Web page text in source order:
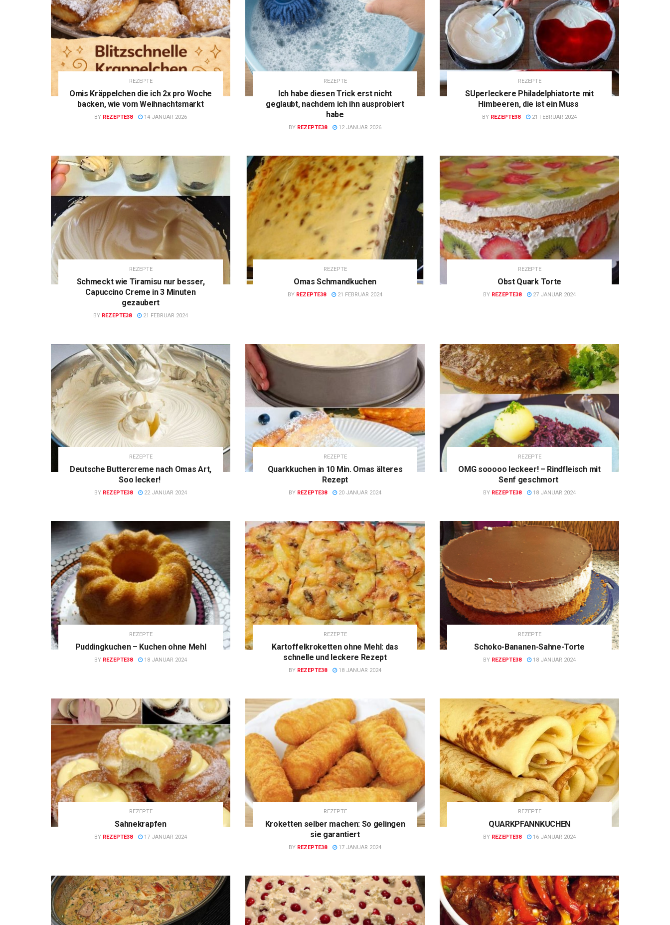
REZEPTE
Omis Kräppelchen die ich 2x pro Woche
backen, wie vom Weihnachtsmarkt
BY REZEPTE38 14 JANUAR 2026
REZEPTE
Ich habe diesen Trick erst nicht
geglaubt, nachdem ich ihn ausprobiert
habe
BY REZEPTE38 12 JANUAR 2026
REZEPTE
SUperleckere Philadelphiatorte mit
Himbeeren, die ist ein Muss
BY REZEPTE38 21 FEBRUAR 2024
REZEPTE
Schmeckt wie Tiramisu nur besser,
Capuccino Creme in 3 Minuten
gezaubert
BY REZEPTE38 21 FEBRUAR 2024
REZEPTE
Omas Schmandkuchen
BY REZEPTE38 21 FEBRUAR 2024
REZEPTE
Obst Quark Torte
BY REZEPTE38 27 JANUAR 2024
REZEPTE
Deutsche Buttercreme nach Omas Art,
Soo lecker!
BY REZEPTE38 22 JANUAR 2024
REZEPTE
Quarkkuchen in 10 Min. Omas älteres
Rezept
BY REZEPTE38 20 JANUAR 2024
REZEPTE
OMG sooooo leckeer! – Rindfleisch mit
Senf geschmort
BY REZEPTE38 18 JANUAR 2024
REZEPTE
Puddingkuchen – Kuchen ohne Mehl
BY REZEPTE38 18 JANUAR 2024
REZEPTE
Kartoffelkroketten ohne Mehl: das
schnelle und leckere Rezept
BY REZEPTE38 18 JANUAR 2024
REZEPTE
Schoko-Bananen-Sahne-Torte
BY REZEPTE38 18 JANUAR 2024
REZEPTE
Sahnekrapfen
BY REZEPTE38 17 JANUAR 2024
REZEPTE
Kroketten selber machen: So gelingen
sie garantiert
BY REZEPTE38 17 JANUAR 2024
REZEPTE
QUARKPFANNKUCHEN
BY REZEPTE38 16 JANUAR 2024